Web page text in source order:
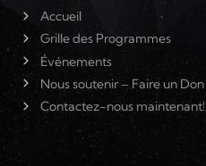
Accueil
Grille des Programmes
Événements
Nous soutenir – Faire un Don
Contactez-nous maintenant!